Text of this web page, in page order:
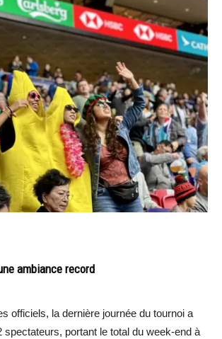
ambiance record
officiels, la dernière journée du tournoi a
spectateurs, portant le total du week-end à